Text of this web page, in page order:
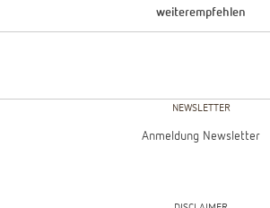
weiterempfehlen
NEWSLETTER
Anmeldung Newsletter